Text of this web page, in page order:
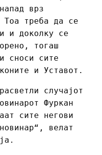
врз
Тоа треба да се
и доколку се
тогаш
сноси сите
и Уставот.
случајот
Фуркан
сите негови
велат